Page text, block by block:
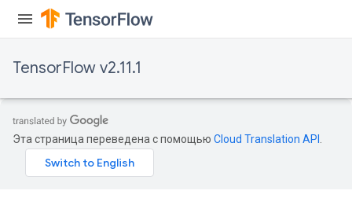
TensorFlow v2.11.1
Эта страница переведена с помощью Cloud Translation API